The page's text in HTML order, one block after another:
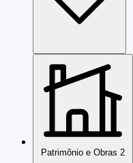
Patrimônio e Obras 2